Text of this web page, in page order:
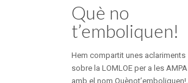
Què no
t’emboliquen!
Hem compartit unes aclariments
sobre la LOMLOE per a les AMPA
amb el nom Quènot’emboliquen!.